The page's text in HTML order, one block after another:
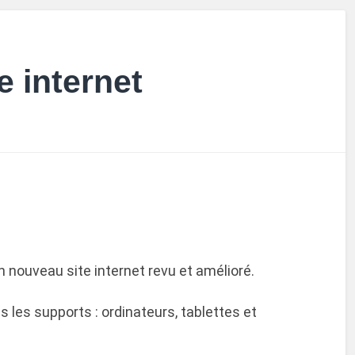
internet
nouveau site internet revu et amélioré.
les supports : ordinateurs, tablettes et